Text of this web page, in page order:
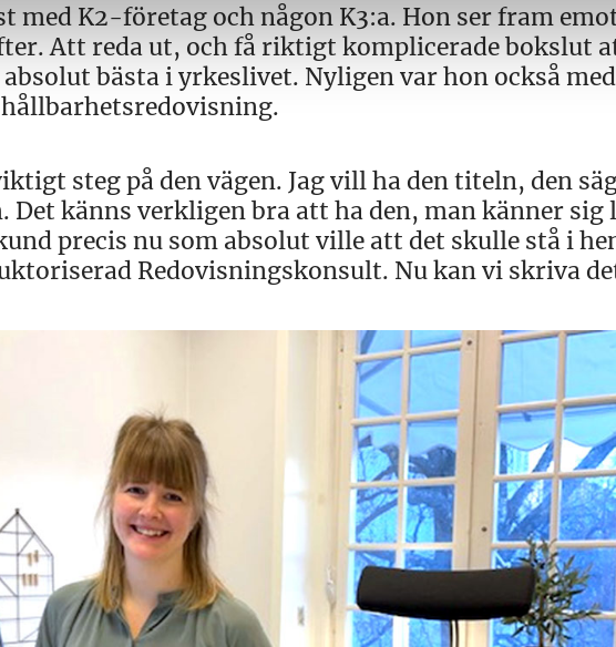
med K2-företag och någon K3:a. Hon ser fram
Att reda ut, och få riktigt komplicerade bokslut
bästa i yrkeslivet. Nyligen var hon också
steg på den vägen. Jag vill ha den titeln, den
Det känns verkligen bra att ha den, man känner sig
precis nu som absolut ville att det skulle stå i
Redovisningskonsult. Nu kan vi skriva